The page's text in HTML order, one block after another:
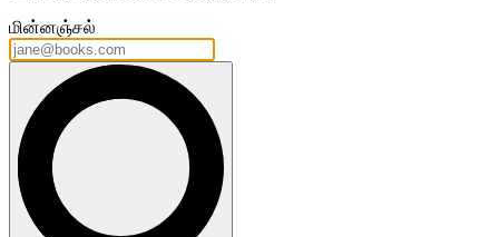
மின்னஞ்சல்